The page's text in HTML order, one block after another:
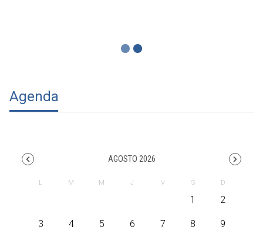
Agenda
AGOSTO 2026
1 2
3 4 5 6 7 8 9